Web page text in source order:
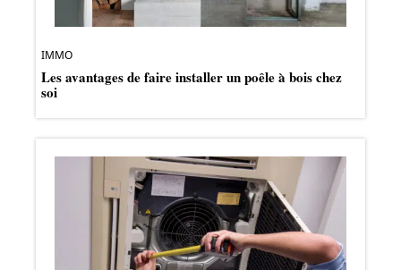
IMMO
Les avantages de faire installer un poêle à bois chez
soi